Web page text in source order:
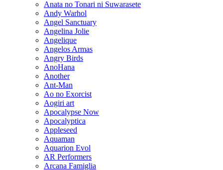
Anata no Tonari ni Suwarasete
Andy Warhol
Angel Sanctuary
Angelina Jolie
Angelique
Angelos Armas
Angry Birds
AnoHana
Another
Ant-Man
Ao no Exorcist
Aogiri art
Apocalypse Now
Apocalyptica
Appleseed
Aquaman
Aquarion Evol
AR Performers
Arcana Famiglia